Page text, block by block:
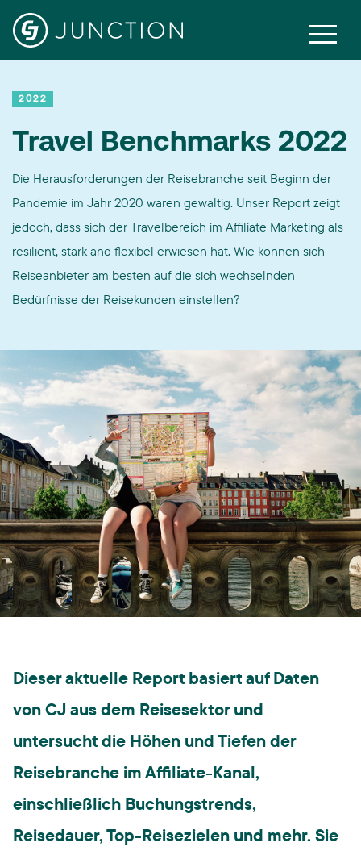
2022
Travel Benchmarks 2022
Die Herausforderungen der Reisebranche seit Beginn der
Pandemie im Jahr 2020 waren gewaltig. Unser Report zeigt
jedoch, dass sich der Travelbereich im Affiliate Marketing als
resilient, stark and flexibel erwiesen hat. Wie können sich
Reiseanbieter am besten auf die sich wechselnden
Bedürfnisse der Reisekunden einstellen?
Dieser aktuelle Report basiert auf Daten
von CJ aus dem Reisesektor und
untersucht die Höhen und Tiefen der
Reisebranche im Affiliate-Kanal,
einschließlich Buchungstrends,
Reisedauer, Top-Reisezielen und mehr. Sie